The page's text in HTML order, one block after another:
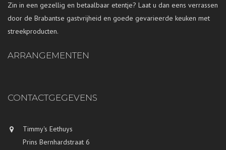
Zin in een gezellig en betaalbaar etentje? Laat u dan eens verrassen
door de Brabantse gastvrijheid en goede gevarieerde keuken met
streekproducten.
ARRANGEMENTEN
CONTACTGEGEVENS
Timmy's Eethuys
Prins Bernhardstraat 6